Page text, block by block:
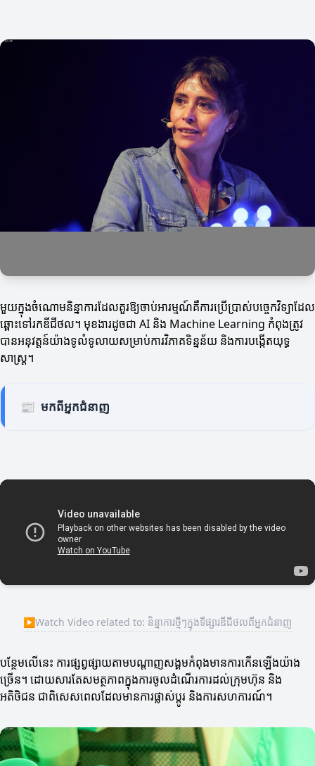
មួយក្នុងចំណោមនិន្នាការដែលគួរឱ្យចាប់អារម្មណ៍គឺការប្រើប្រាស់បច្ចេកវិទ្យាដែល
ឆ្ពោះទៅរកឌីជីថល។ មុខងារដូចជា AI និង Machine Learning កំពុងត្រូវ
បានអនុវត្តន៍យ៉ាងទូលំទូលាយសម្រាប់ការវិភាគទិន្នន័យ និងការបង្កើតយុទ្ធ
សាស្ត្រ។
📰 មកពីអ្នកជំនាញ
▶Watch Video related to: និន្នាការថ្មីៗក្នុងទីផ្សារឌីជីថលពីអ្នកជំនាញ
បន្ថែមលើនេះ ការផ្សព្វផ្សាយតាមបណ្តាញសង្គមកំពុងមានការកើនឡើងយ៉ាង
ច្រើន។ ដោយសារតែសមត្ថភាពក្នុងការចូលដំណើរការដល់ក្រុមហ៊ុន និង
អតិថិជន ជាពិសេសពេលដែលមានការផ្លាស់ប្តូរ និងការសហការណ៍។